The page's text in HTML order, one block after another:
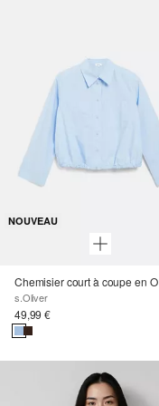
NOUVEAU
Chemisier court à coupe en O
s.Oliver
49,99 €